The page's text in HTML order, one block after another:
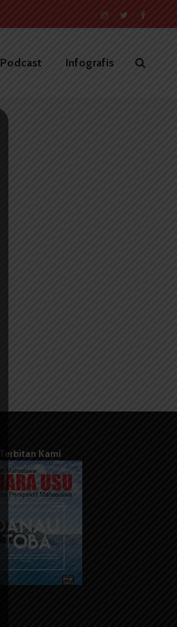
Podcast Infografis
Terbitan Kami